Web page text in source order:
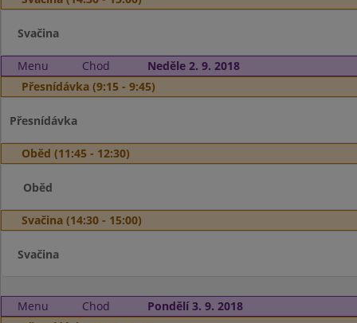
Svačina
Menu Chod
Neděle 2. 9. 2018
Přesnídávka (9:15 - 9:45)
Přesnídávka
Oběd (11:45 - 12:30)
Oběd
Svačina (14:30 - 15:00)
Svačina
Menu Chod
Pondělí 3. 9. 2018